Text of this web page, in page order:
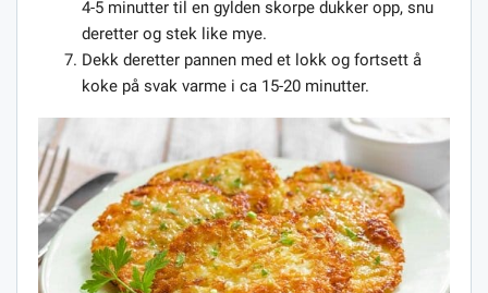
4-5 minutter til en gylden skorpe dukker opp, snu
deretter og stek like mye.
Dekk deretter pannen med et lokk og fortsett å
koke på svak varme i ca 15-20 minutter.